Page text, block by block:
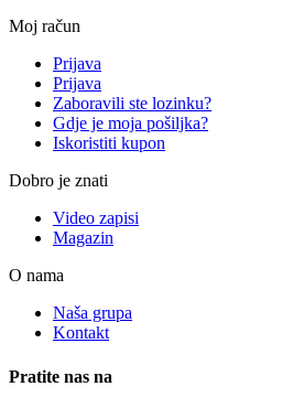
Moj račun
Prijava
Prijava
Zaboravili ste lozinku?
Gdje je moja pošiljka?
Iskoristiti kupon
Dobro je znati
Video zapisi
Magazin
O nama
Naša grupa
Kontakt
Pratite nas na